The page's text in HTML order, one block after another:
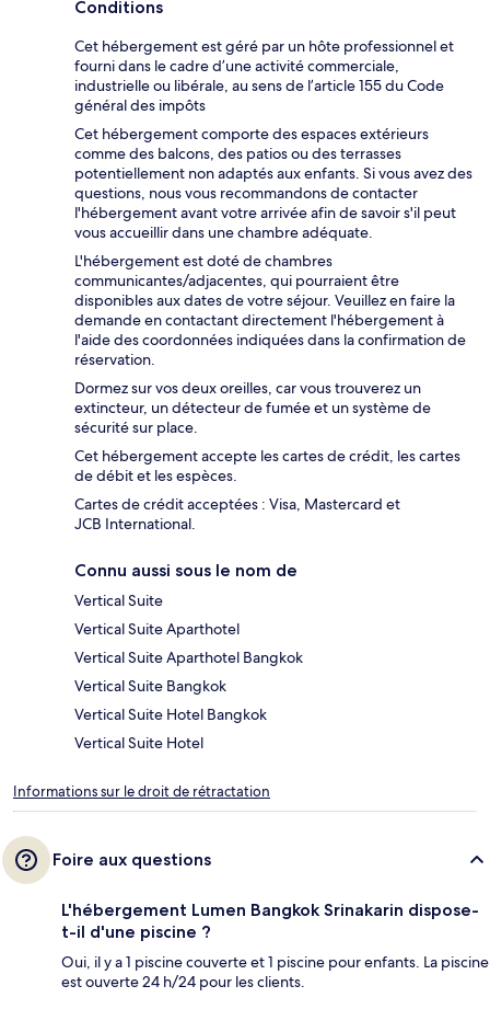
Conditions
Cet hébergement est géré par un hôte professionnel et
fourni dans le cadre d’une activité commerciale,
industrielle ou libérale, au sens de l’article 155 du Code
général des impôts
Cet hébergement comporte des espaces extérieurs
comme des balcons, des patios ou des terrasses
potentiellement non adaptés aux enfants. Si vous avez des
questions, nous vous recommandons de contacter
l'hébergement avant votre arrivée afin de savoir s'il peut
vous accueillir dans une chambre adéquate.
L'hébergement est doté de chambres
communicantes/adjacentes, qui pourraient être
disponibles aux dates de votre séjour. Veuillez en faire la
demande en contactant directement l'hébergement à
l'aide des coordonnées indiquées dans la confirmation de
réservation.
Dormez sur vos deux oreilles, car vous trouverez un
extincteur, un détecteur de fumée et un système de
sécurité sur place.
Cet hébergement accepte les cartes de crédit, les cartes
de débit et les espèces.
Cartes de crédit acceptées : Visa, Mastercard et
JCB International.
Connu aussi sous le nom de
Vertical Suite
Vertical Suite Aparthotel
Vertical Suite Aparthotel Bangkok
Vertical Suite Bangkok
Vertical Suite Hotel Bangkok
Vertical Suite Hotel
Informations sur le droit de rétractation
Foire aux questions
L'hébergement Lumen Bangkok Srinakarin dispose-
t-il d'une piscine ?
Oui, il y a 1 piscine couverte et 1 piscine pour enfants. La piscine
est ouverte 24 h/24 pour les clients.